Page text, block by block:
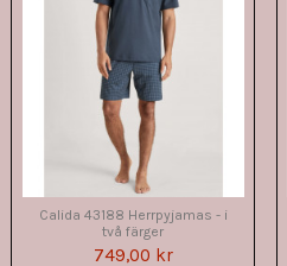
Calida 43188 Herrpyjamas - i
två färger
749,00 kr